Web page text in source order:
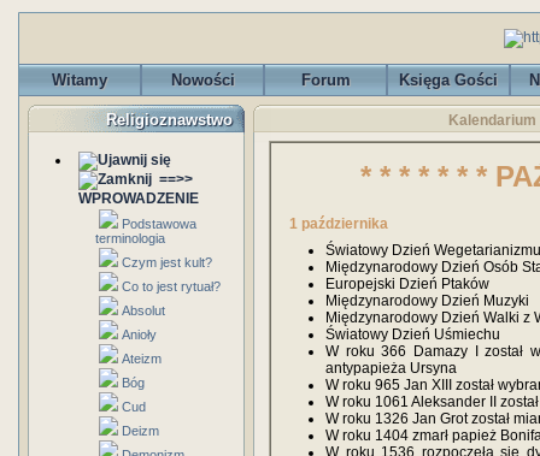
Witamy Nowości Forum Księga Gości
Religioznawstwo
==>>
WPROWADZENIE
Podstawowa
terminologia
Czym jest kult?
Co to jest rytuał?
Absolut
Anioły
Ateizm
Bóg
Cud
Deizm
* * * * * * *
1 października
Światowy Dzień Wegetarianizmu
Międzynarodowy Dzień Osób
Europejski Dzień Ptaków
Międzynarodowy Dzień Muzyki
Międzynarodowy Dzień Walki z
Światowy Dzień Uśmiechu
W roku 366 Damazy I został
antypapieża Ursyna
W roku 965 Jan XIII został
W roku 1061 Aleksander II
W roku 1326 Jan Grot został
W roku 1404 zmarł papież
W roku 1536 rozpoczęła się